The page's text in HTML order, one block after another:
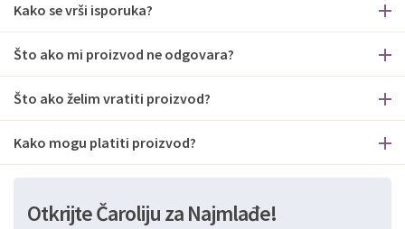
Kako se vrši isporuka?
Što ako mi proizvod ne odgovara?
Što ako želim vratiti proizvod?
Kako mogu platiti proizvod?
Otkrijte Čaroliju za Najmlađe!